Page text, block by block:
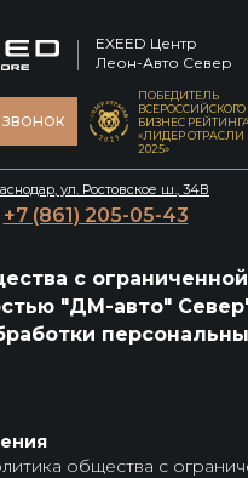
EXEED Центр
Леон-Авто Север
ул. Ростовское ш., 34В
+7 (861) 205-05-43
ЗВОНОК
ПОБЕДИТЕЛЬ
ВСЕРОССИЙСКОГО
БИЗНЕС РЕЙТИНГА
«ЛИДЕР ОТРАСЛИ
2025»
с ограниченной
"ДМ-авто"
общества с